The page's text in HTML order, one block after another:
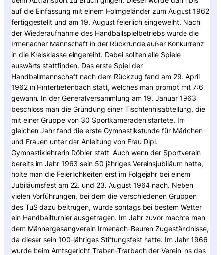
auf die Einfassung mit einem Holmgeländer zum August 1962
fertiggestellt und am 19. August feierlich eingeweiht. Nach
der Wiederaufnahme des Handballspielbetriebs wurde die
Irmenacher Mannschaft in der Rückrunde außer Konkurrenz
in die Kreisklasse eingereiht. Dabei sollten alle Spiele
auswärts stattfinden. Das erste Spiel der
Handballmannschaft nach dem Rückzug fand am 29. April
1962 in Hintertiefenbach statt, welches man prompt mit 7:6
gewann. In der Generalversammlung am 19. Januar 1963
beschloss man die Gründung einer Tischtennisabteilung, die
mit einer Gruppe von 30 Sportkameraden startete. Im
gleichen Jahr fand die erste Gymnastikstunde für Mädchen
und Frauen unter der Anleitung von Frau Dipl.
Gymnastiklehrerin Döbler statt. Auch wenn der Sportverein
bereits im Jahr 1963 sein 50 jähriges Vereinsjubiläum hatte,
holte man die Feierlichkeiten erst im Folgejahr bei einem
Jubiläumsfest am 22. und 23. August 1964 nach. Neben
vielen Vorführungen, bei dem die verschiedenen Gruppen
des TuS dazu beitrugen, wurde sontags bei bestem Wetter
ein Handballturnier ausgetragen. Im Jahr zuvor machte man
dem Männergesangverein Irmenach-Beuren Zugeständnisse,
da dieser sein 100-jähriges Stiftungsfest hatte. Im Jahr 1966
wurde beim Amtsgericht Traben-Trarbach der Verein ins das